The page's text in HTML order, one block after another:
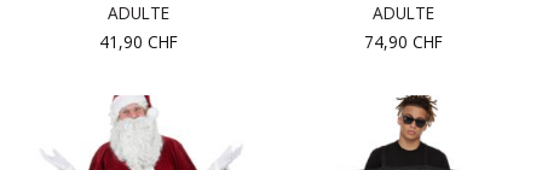
ADULTE
41,90 CHF
ADULTE
74,90 CHF